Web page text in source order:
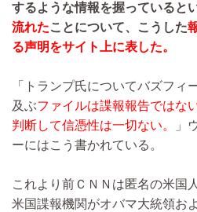
するような情報を握っていると
流れたことについて、こうした
る声明をサイト上に表した。
「トランプ氏についてバズフィ
及ぶファイルは諜報報告ではな
判断して信憑性は一切ない。
」
ーにはこう書かれている。
これより前ＣＮＮは匿名の米国
米国諜報機関がオバマ大統領お